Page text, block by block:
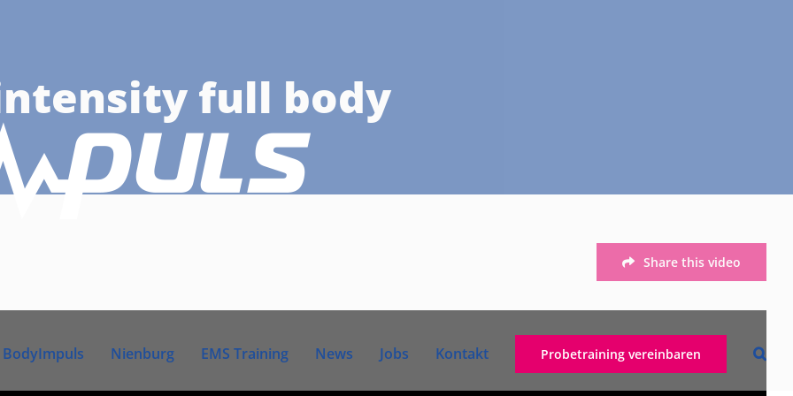
BodyImpuls Nienburg EMS Training News Jobs Kontakt Probetraining vereinbaren
full body
Share this video